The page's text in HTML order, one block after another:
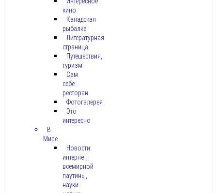
кино
Канадская
рыбалка
Литературная
страница
Путешествия,
туризм
Сам
себе
ресторан
Фотогалерея
Это
интересно
В
Мире
Новости
интернет,
всемирной
паутины,
науки.